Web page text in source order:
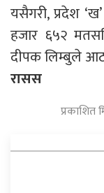
यसैगरी, प्रदेश
हजार ६५२
दीपक लिम्बुले आठ
रासस
प्रकाशित